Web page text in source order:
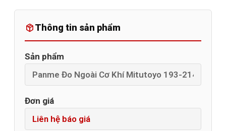
Thông tin sản phẩm
Sản phẩm
Đơn giá